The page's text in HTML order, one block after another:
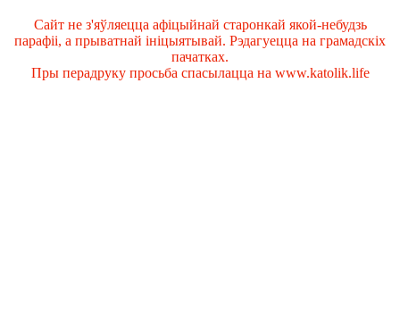
Сайт не з'яўляецца афіцыйнай старонкай якой-небудзь
парафіі, а прыватнай ініцыятывай. Рэдагуецца на грамадскіх
пачатках.
Пры перадруку просьба спасылацца на www.katolik.life